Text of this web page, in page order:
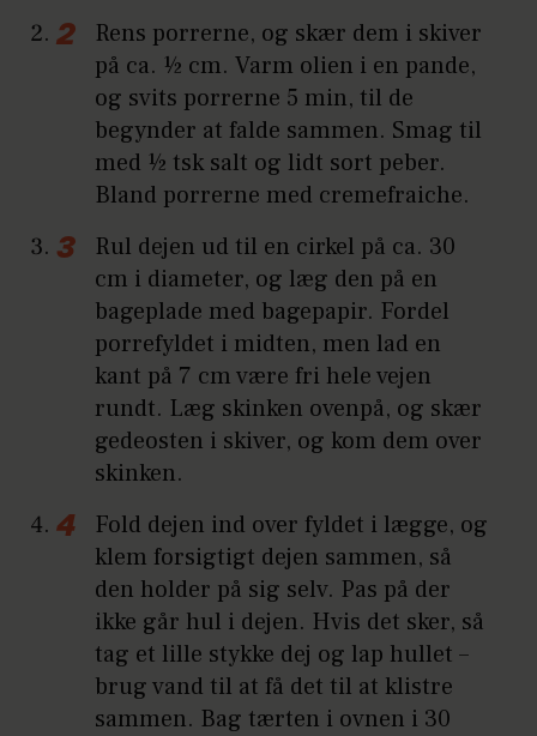
Rens porrerne, og skær dem i skiver
på ca. ½ cm. Varm olien i en pande,
og svits porrerne 5 min, til de
begynder at falde sammen. Smag til
med ½ tsk salt og lidt sort peber.
Bland porrerne med cremefraiche.
Rul dejen ud til en cirkel på ca. 30
cm i diameter, og læg den på en
bageplade med bagepapir. Fordel
porrefyldet i midten, men lad en
kant på 7 cm være fri hele vejen
rundt. Læg skinken ovenpå, og skær
gedeosten i skiver, og kom dem over
skinken.
Fold dejen ind over fyldet i lægge, og
klem forsigtigt dejen sammen, så
den holder på sig selv. Pas på der
ikke går hul i dejen. Hvis det sker, så
tag et lille stykke dej og lap hullet –
brug vand til at få det til at klistre
sammen. Bag tærten i ovnen i 30